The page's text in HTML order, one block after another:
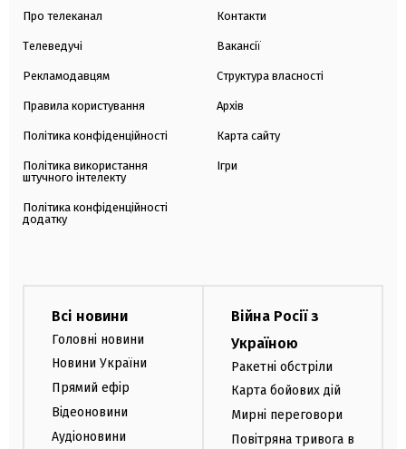
Про телеканал
Телеведучі
Рекламодавцям
Правила користування
Політика конфіденційності
Політика використання
штучного інтелекту
Політика конфіденційності
додатку
Контакти
Вакансії
Структура власності
Архів
Карта сайту
Ігри
Всі новини
Головні новини
Новини України
Прямий ефір
Відеоновини
Аудіоновини
Війна Росії з
Україною
Ракетні обстріли
Карта бойових дій
Мирні переговори
Повітряна тривога в